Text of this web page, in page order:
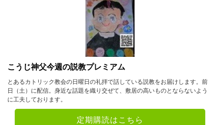
こうじ神父今週の説教プレミアム
とあるカトリック教会の日曜日の礼拝で話している説教をお届けします。前
日（土）に配信。身近な話題を織り交ぜて、敷居の高いものとならないよう
に工夫しております。
定期購読はこちら